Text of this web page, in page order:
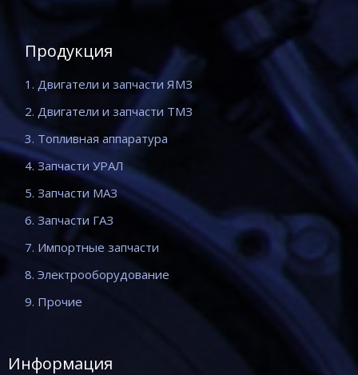
Продукция
1. Двигатели и запчасти ЯМЗ
2. Двигатели и запчасти ТМЗ
3. Топливная аппаратура
4. Запчасти УРАЛ
5. Запчасти МАЗ
6. Запчасти ГАЗ
7. Импортные запчасти
8. Электрооборудование
9. Прочие
Информация